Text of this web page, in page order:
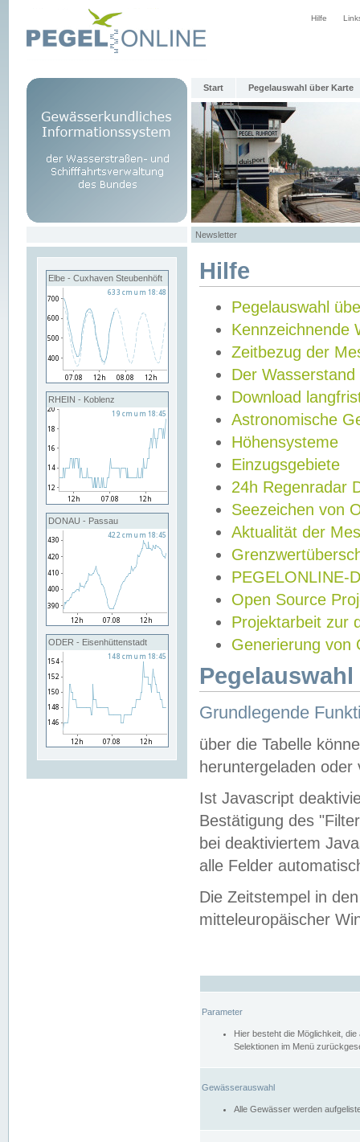
Hilfe
Start Pegelauswahl über Karte
Newsletter
Elbe - Cuxhaven Steubenhöft
RHEIN - Koblenz
DONAU - Passau
ODER - Eisenhüttenstadt
Hilfe
Pegelauswahl
Kennzeichnende
Zeitbezug der
Der Wasserstand
Download
Astronomische
Höhensysteme
Einzugsgebiete
24h Regenradar
Seezeichen von
Aktualität der
PEGELONLINE-
Open Source
Projektarbeit zur
Generierung von
Grundlegende
über die Tabelle
heruntergeladen oder
Ist Javascript
Bestätigung des
bei deaktiviertem
alle Felder
Die Zeitstempel in
mitteleuropäischer
Parameter
Hier besteht die Möglichkeit,
Selektionen im Menü
Gewässerauswahl
Alle Gewässer werden